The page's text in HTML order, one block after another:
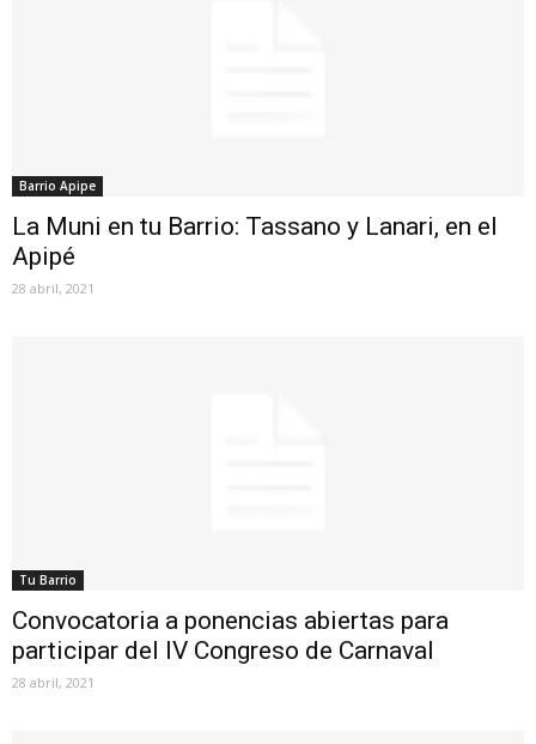
Barrio Apipe
La Muni en tu Barrio: Tassano y Lanari, en el
Apipé
28 abril, 2021
Tu Barrio
Convocatoria a ponencias abiertas para
participar del IV Congreso de Carnaval
28 abril, 2021